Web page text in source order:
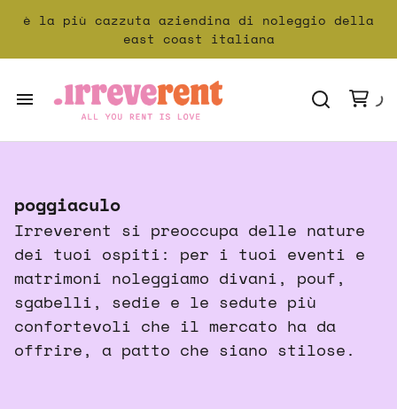
è la più cazzuta aziendina di noleggio della
east coast italiana
About
Come funzia
Collezioni
tappeti magici
piatti che spaccano
tessutini e tovaglioli
pacchetti speciali
illuminazione (non spirituale)
Ispirazione
Servizi
poggiaculo
Irreverent si preoccupa delle nature
dei tuoi ospiti: per i tuoi eventi e
matrimoni noleggiamo divani, pouf,
sgabelli, sedie e le sedute più
confortevoli che il mercato ha da
offrire, a patto che siano stilose.